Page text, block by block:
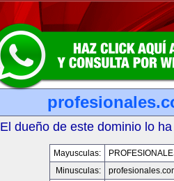
El dueño de este dominio lo
Mayusculas:
Minusculas: